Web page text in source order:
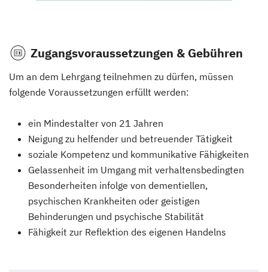
Zugangsvoraussetzungen & Gebühren
Um an dem Lehrgang teilnehmen zu dürfen, müssen
folgende Voraussetzungen erfüllt werden:
ein Mindestalter von 21 Jahren
Neigung zu helfender und betreuender Tätigkeit
soziale Kompetenz und kommunikative Fähigkeiten
Gelassenheit im Umgang mit verhaltensbedingten
Besonderheiten infolge von dementiellen,
psychischen Krankheiten oder geistigen
Behinderungen und psychische Stabilität
Fähigkeit zur Reflektion des eigenen Handelns